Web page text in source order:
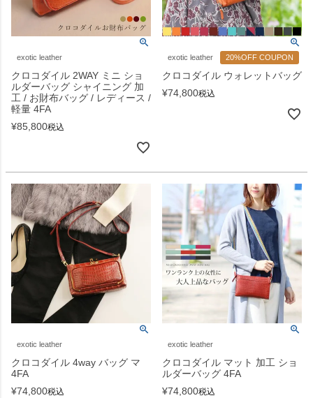
exotic leather
クロコダイル 2WAY ミニ ショ
ルダーバッグ シャイニング 加
工 / お財布バッグ / レディース /
軽量 4FA
¥85,800税込
exotic leather 20%OFF COUPON
クロコダイル ウォレットバッグ
¥74,800税込
exotic leather
クロコダイル 4way バッグ マ
4FA
¥74,800税込
exotic leather
クロコダイル マット 加工 ショ
ルダーバッグ 4FA
¥74,800税込